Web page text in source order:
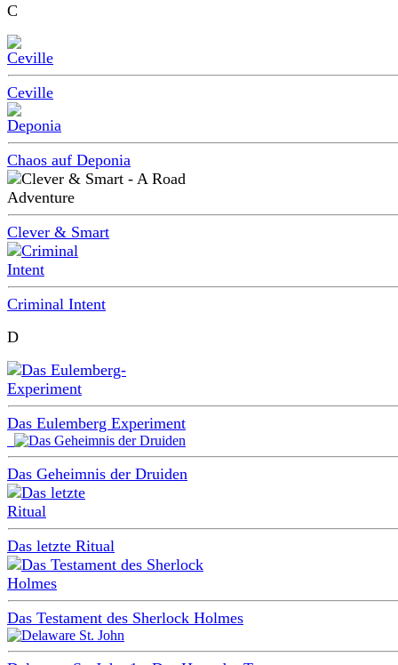
C
Ceville
Chaos auf Deponia
Clever & Smart
Criminal Intent
D
Das Eulemberg Experiment
Das Geheimnis der Druiden
Das letzte Ritual
Das Testament des Sherlock Holmes